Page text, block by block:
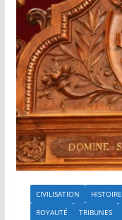
CIVILISATION HISTOIRE
ROYAUTÉ
TRIBUNES